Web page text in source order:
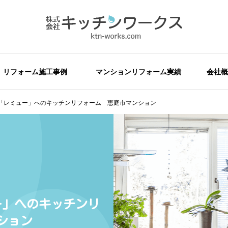
リフォーム施工事例 マンションリフォーム実績 会社
レミュー」へのキッチンリフォーム 恵庭市マンション
へのキッチンリ
ョン